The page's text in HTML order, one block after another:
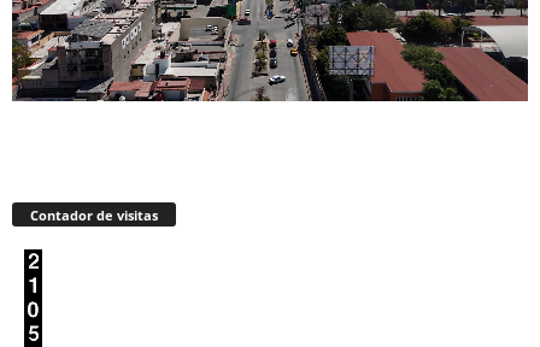
Contador de visitas